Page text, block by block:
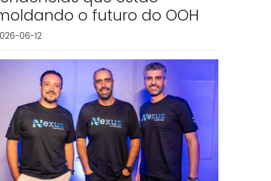
o futuro do OOH
06-12